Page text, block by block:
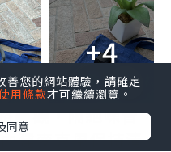
+4
美觀，隔絕噪音，
建麥克風保持清
您的網站體驗，請確定
用條款才可繼續瀏覽。
同意